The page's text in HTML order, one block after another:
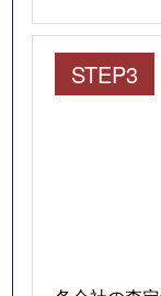
STEP3